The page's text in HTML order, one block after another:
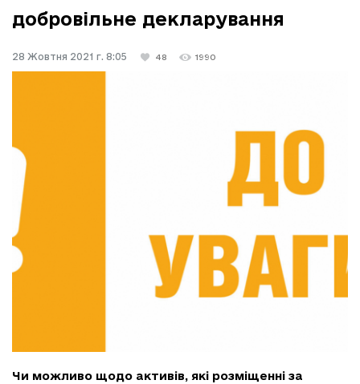
добровільне декларування
28 Жовтня 2021 г. 8:05 48 1990
Чи можливо щодо активів, які розміщенні за